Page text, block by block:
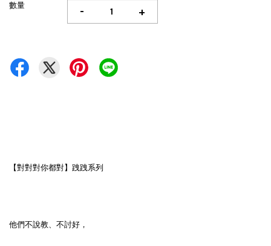
數量 - +
【對對對你都對】跩跩系列
他們不說教、不討好，